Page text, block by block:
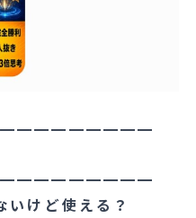
けど使える？